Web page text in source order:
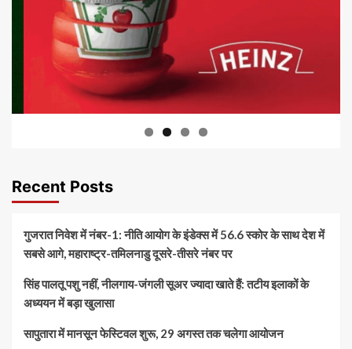
Recent Posts
गुजरात निवेश में नंबर-1: नीति आयोग के इंडेक्स में 56.6 स्कोर के साथ देश में
सबसे आगे, महाराष्ट्र-तमिलनाडु दूसरे-तीसरे नंबर पर
सिंह पालतू पशु नहीं, नीलगाय-जंगली सूअर ज्यादा खाते हैं: तटीय इलाकों के
अध्ययन में बड़ा खुलासा
सापुतारा में मानसून फेस्टिवल शुरू, 29 अगस्त तक चलेगा आयोजन